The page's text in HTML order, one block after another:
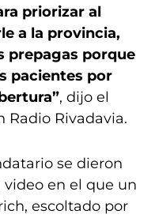
priorizar al
a la provincia,
prepagas porque
pacientes por
, dijo el
Radio Rivadavia.
se dieron
en el que un
escoltado por